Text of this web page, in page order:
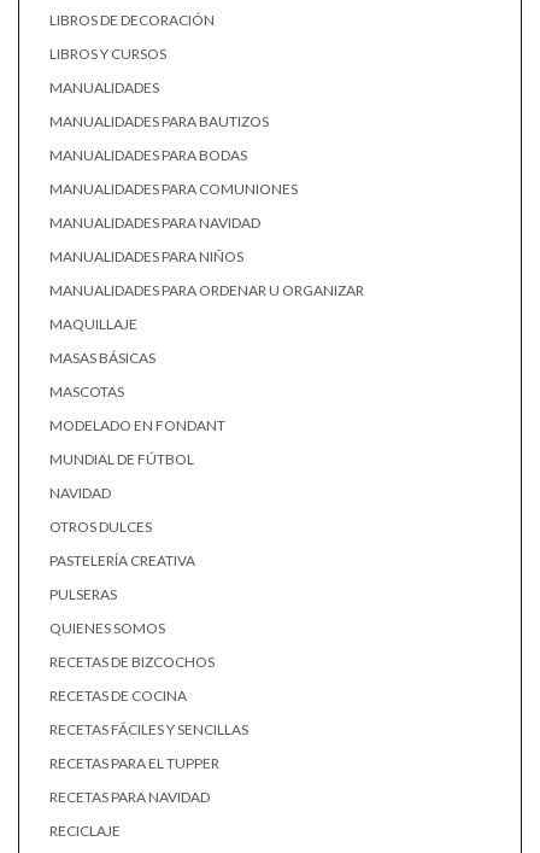
LIBROS DE DECORACIÓN
LIBROS Y CURSOS
MANUALIDADES
MANUALIDADES PARA BAUTIZOS
MANUALIDADES PARA BODAS
MANUALIDADES PARA COMUNIONES
MANUALIDADES PARA NAVIDAD
MANUALIDADES PARA NIÑOS
MANUALIDADES PARA ORDENAR U ORGANIZAR
MAQUILLAJE
MASAS BÁSICAS
MASCOTAS
MODELADO EN FONDANT
MUNDIAL DE FÚTBOL
NAVIDAD
OTROS DULCES
PASTELERÍA CREATIVA
PULSERAS
QUIENES SOMOS
RECETAS DE BIZCOCHOS
RECETAS DE COCINA
RECETAS FÁCILES Y SENCILLAS
RECETAS PARA EL TUPPER
RECETAS PARA NAVIDAD
RECICLAJE